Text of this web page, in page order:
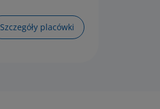
Szczegóły placówki